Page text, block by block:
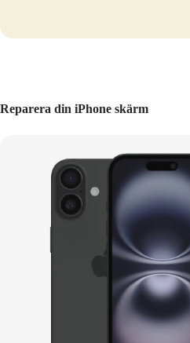
Reparera din iPhone skärm